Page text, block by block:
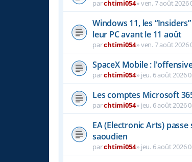
parchtimi054»ven. 7 août 2026
Windows 11, les
leur PC avant le 11 août
parchtimi054»ven. 7 août 2026
SpaceX Mobile :
parchtimi054» jeu. 6 août 2026
Les comptes Microsoft
parchtimi054» jeu. 6 août 2026
EA (Electronic Arts)
saoudien
parchtimi054» jeu. 6 août 2026